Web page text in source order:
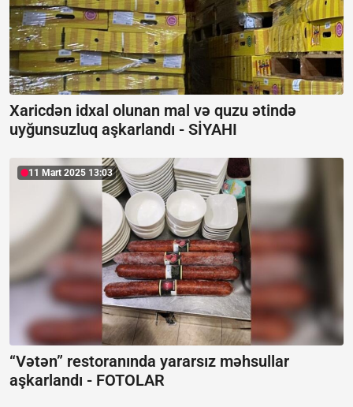
Xaricdən idxal olunan mal və quzu ətində
uyğunsuzluq aşkarlandı - SİYAHI
11 Mart 2025 13:03
“Vətən” restoranında yararsız məhsullar
aşkarlandı - FOTOLAR